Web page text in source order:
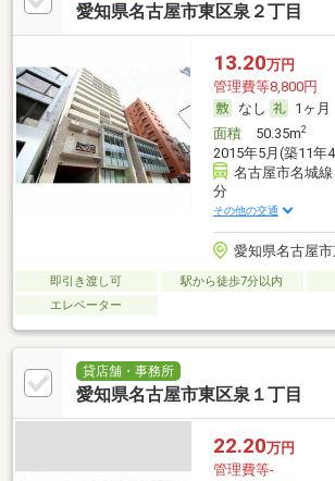
愛知県名古屋市東区泉２丁目
13.20万円
管理費等8,800円
なし
1ヶ月
面積50.35m2
2015年5月(築11年
名古屋市名城
分
その他の交通
愛知県名古屋
即引き渡し可 駅から徒歩7分以内
エレベーター
貸店舗・事務所
愛知県名古屋市東区泉１丁目
22.20万円
管理費等-